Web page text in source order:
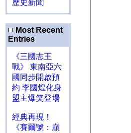
歷史新聞
Most Recent
Entries
《三國志王
戰》 東南亞六
國同步開啟預
約 李國煌化身
盟主爆笑登場
經典再現！
《賽爾號：巔